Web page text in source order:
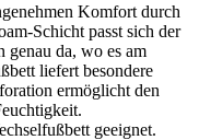
Komfort durch
Schicht passt sich der
genau da, wo es am
liefert besondere
ermöglicht den
geeignet.